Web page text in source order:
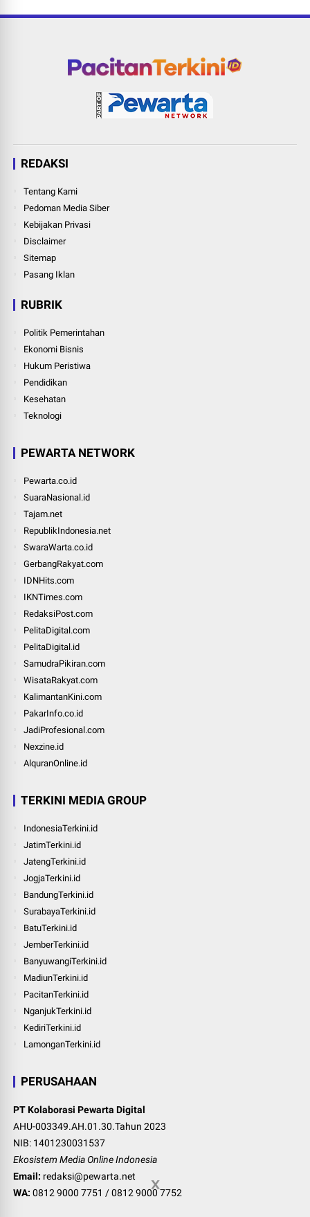
REDAKSI
Tentang Kami
Pedoman Media Siber
Kebijakan Privasi
Disclaimer
Sitemap
Pasang Iklan
RUBRIK
Politik Pemerintahan
Ekonomi Bisnis
Hukum Peristiwa
Pendidikan
Kesehatan
Teknologi
PEWARTA NETWORK
Pewarta.co.id
SuaraNasional.id
Tajam.net
RepublikIndonesia.net
SwaraWarta.co.id
GerbangRakyat.com
IDNHits.com
IKNTimes.com
RedaksiPost.com
PelitaDigital.com
PelitaDigital.id
SamudraPikiran.com
WisataRakyat.com
KalimantanKini.com
PakarInfo.co.id
JadiProfesional.com
Nexzine.id
AlquranOnline.id
TERKINI MEDIA GROUP
IndonesiaTerkini.id
JatimTerkini.id
JatengTerkini.id
JogjaTerkini.id
BandungTerkini.id
SurabayaTerkini.id
BatuTerkini.id
JemberTerkini.id
BanyuwangiTerkini.id
MadiunTerkini.id
PacitanTerkini.id
NganjukTerkini.id
KediriTerkini.id
LamonganTerkini.id
PERUSAHAAN
PT Kolaborasi Pewarta Digital
AHU-003349.AH.01.30.Tahun 2023
NIB: 1401230031537
Ekosistem Media Online Indonesia
Email: redaksi@pewarta.net
WA: 0812 9000 7751 /0812 9000 7752